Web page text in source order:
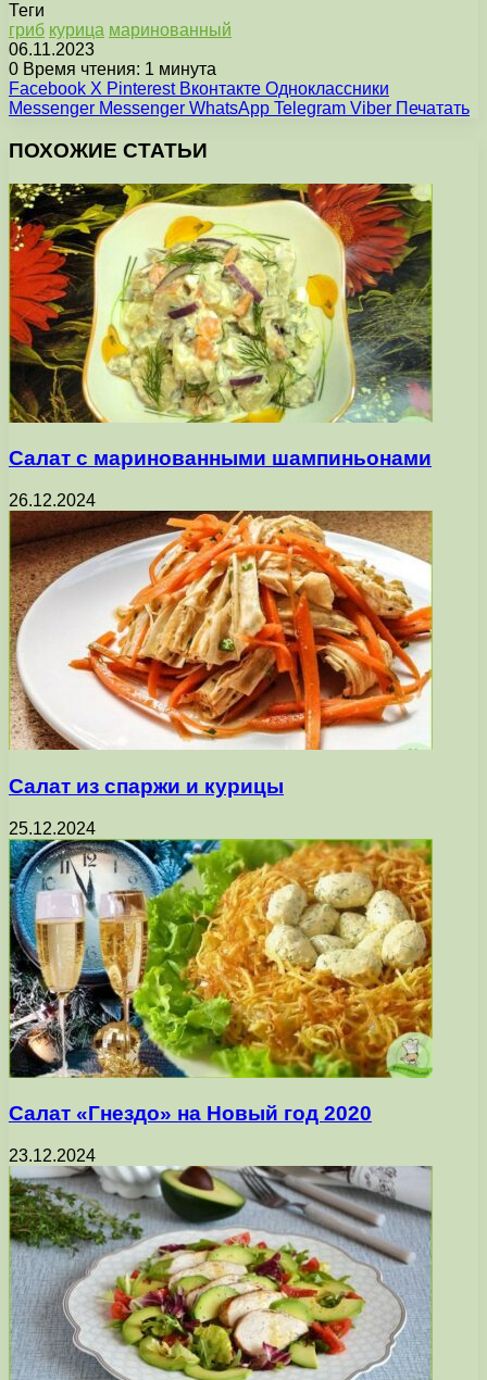
Теги
гриб курица маринованный
06.11.2023
0 Время чтения: 1 минута
Facebook X Pinterest Вконтакте Одноклассники
Messenger Messenger WhatsApp Telegram Viber Печатать
ПОХОЖИЕ СТАТЬИ
Салат с маринованными шампиньонами
26.12.2024
Салат из спаржи и курицы
25.12.2024
Салат «Гнездо» на Новый год 2020
23.12.2024